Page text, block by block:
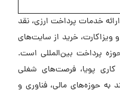
خدمات پرداخت ارزی، نقد
ویزاکارت، خرید از سایت‌های
پرداخت بین‌المللی است.
پویا، فرصت‌های شغلی
به حوزه‌های مالی، فناوری و